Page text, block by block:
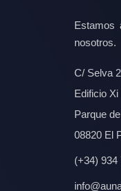
Estamos
nosotros.
C/ Selva
Edificio
Parque
08820 El
(+34) 934